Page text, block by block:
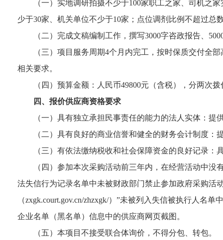
（一）实地调研拍摄不少于100家职工之家、司机之
少于30家、机关单位不少于10家；点位调剂比例不超过总
（二）完成文稿编制工作，撰写3000字咨政报告、
（三）项目服务周期4个月内完工，按时保质交付全
相关要求。
（四）预算金额：人民币49800元（含税），分两次
四、报价供应商资格要求
（一）具有独立承担民事责任的能力的法人实体：
（二）具有良好的商业信誉和健全的财务会计制度
（三）有依法缴纳税收和社会保障资金的良好记录
（四）参加本次采购活动前三年内，在经营活动中没
法失信行为记录名单中未被财政部门禁止参加政府采购活
（zxgk.court.gov.cn/zhzxgk/）”未被列入失信被执行人名
企业名单（黑名单）信息中的供应商网页截图。
（五）本项目不接受联合体询价，不得分包、转包。